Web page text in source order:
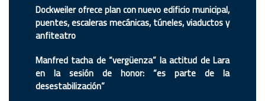
Dockweiler ofrece plan con nuevo edificio municipal,
puentes, escaleras mecánicas, túneles, viaductos y
anfiteatro
Manfred tacha de “vergüenza” la actitud de Lara
en la sesión de honor: “es parte de la
desestabilización”